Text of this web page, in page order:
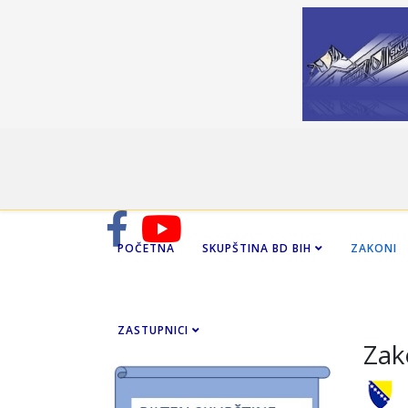
POČETNA SKUPŠTINA BD BIH ZAKONI
ZASTUPNICI